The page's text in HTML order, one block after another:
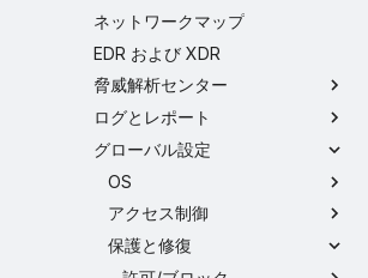
ネットワークマップ
EDR および XDR
脅威解析センター
ログとレポート
グローバル設定
OS
アクセス制御
保護と修復